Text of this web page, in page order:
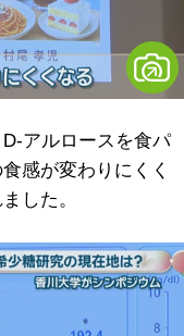
アルロースを食パ
感が変わりにくく
した。